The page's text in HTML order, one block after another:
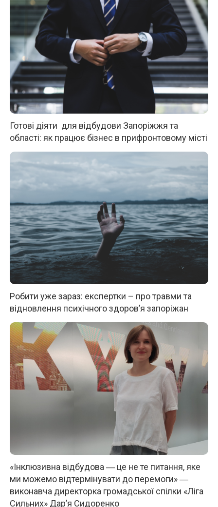
Готові діяти для відбудови Запоріжжя та
області: як працює бізнес в прифронтовому місті
Робити уже зараз: експертки – про травми та
відновлення психічного здоров’я запоріжан
«Інклюзивна відбудова ― це не те питання, яке
ми можемо відтермінувати до перемоги» ―
виконавча директорка громадської спілки «Ліга
Сильних» Дар’я Сидоренко